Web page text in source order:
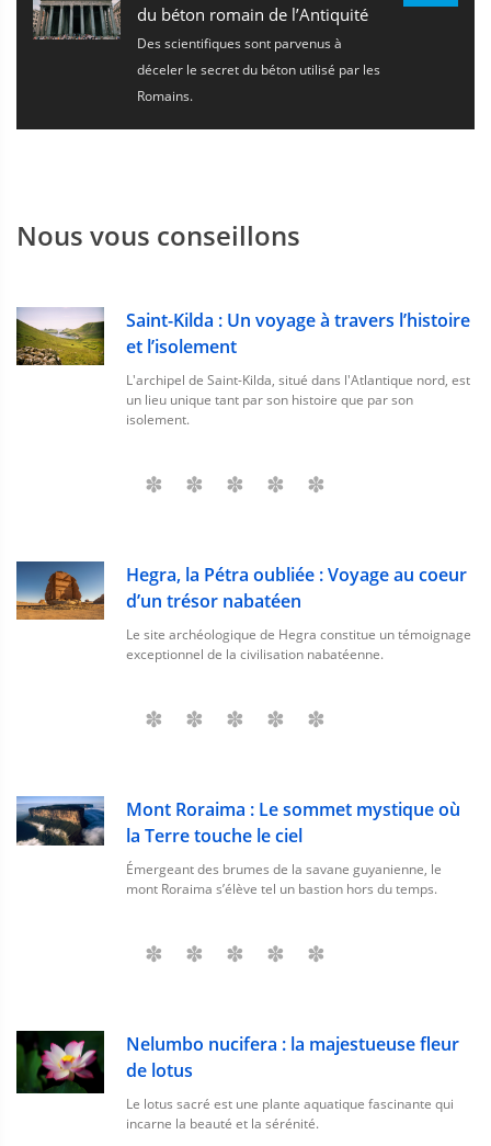
du béton romain de l’Antiquité
Des scientifiques sont parvenus à
déceler le secret du béton utilisé par les
Romains.
Nous vous conseillons
Saint-Kilda : Un voyage à travers l’histoire
et l’isolement
L'archipel de Saint-Kilda, situé dans l'Atlantique nord, est
un lieu unique tant par son histoire que par son
isolement.
Hegra, la Pétra oubliée : Voyage au coeur
d’un trésor nabatéen
Le site archéologique de Hegra constitue un témoignage
exceptionnel de la civilisation nabatéenne.
Mont Roraima : Le sommet mystique où
la Terre touche le ciel
Émergeant des brumes de la savane guyanienne, le
mont Roraima s’élève tel un bastion hors du temps.
Nelumbo nucifera : la majestueuse fleur
de lotus
Le lotus sacré est une plante aquatique fascinante qui
incarne la beauté et la sérénité.